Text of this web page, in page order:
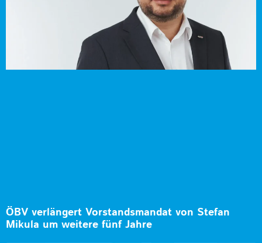
ÖBV verlängert Vorstandsmandat von Stefan
Mikula um weitere fünf Jahre